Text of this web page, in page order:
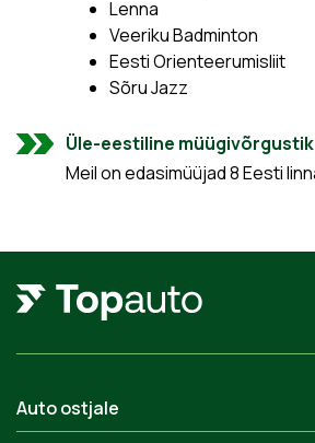
Lenna
Veeriku Badminton
Eesti Orienteerumisliit
Sõru Jazz
Üle-eestiline müügivõrgustik
Meil on edasimüüjad 8 Eesti
Auto ostjale